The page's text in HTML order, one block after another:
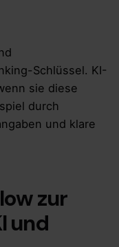
Schlüssel. KI-
sie diese
durch
und klare
zur
und